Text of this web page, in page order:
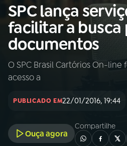
Buscar
na
Rádio
Nacional
Buscar
AO VIVO
INÍCIO
A RÁDIO
SPC lança
facilitar a busca
documentos
O SPC Brasil Cartórios On-
acesso a
PUBLICADO EM22/01/2016, 19:44
Ouça agora
Compartilhe